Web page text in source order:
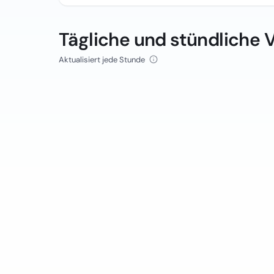
Tägliche und stündliche
Aktualisiert jede Stunde